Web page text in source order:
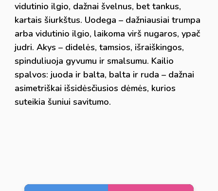
vidutinio ilgio, dažnai švelnus, bet tankus,
kartais šiurkštus. Uodega – dažniausiai trumpa
arba vidutinio ilgio, laikoma virš nugaros, ypač
judri. Akys – didelės, tamsios, išraiškingos,
spinduliuoja gyvumu ir smalsumu. Kailio
spalvos: juoda ir balta, balta ir ruda – dažnai
asimetriškai išsidėsčiusios dėmės, kurios
suteikia šuniui savitumo.